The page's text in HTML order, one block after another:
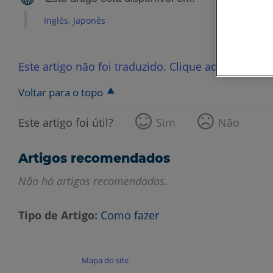
Inglês Japonês
Este artigo não foi traduzido. Clique aqui para
Voltar para o topo
Este artigo foi útil? Sim Não
Artigos recomendados
Não há artigos recomendados.
Tipo de Artigo Como fazer
Mapa do site